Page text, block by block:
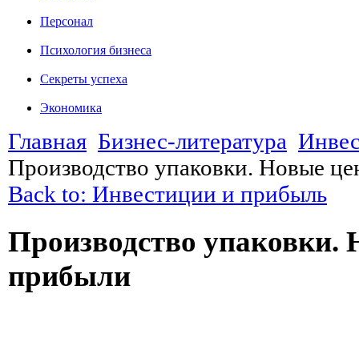
Персонал
Психология бизнеса
Секреты успеха
Экономика
Главная Бизнес-литература
Производство упаковки. Новые
Back to: Инвестиции и прибыль
Производство
прибыли